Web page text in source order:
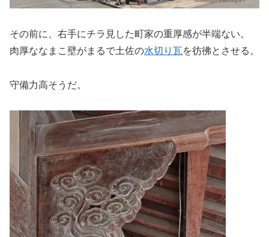
その前に、右手にチラ見した町家の重厚感が半端ない。
肉厚ななまこ壁がまるで土佐の水切り瓦を彷彿とさせる。
守備力高そうだ。